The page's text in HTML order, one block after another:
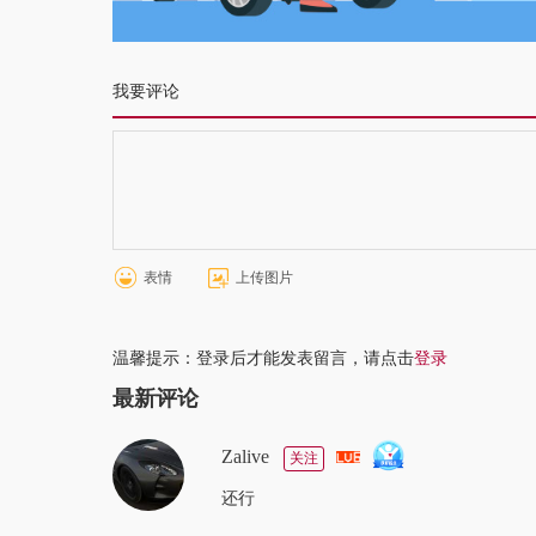
我要评论
表情 上传图片
温馨提示：登录后才能发表留言，请点击登录
最新评论
Zalive 关注
还行